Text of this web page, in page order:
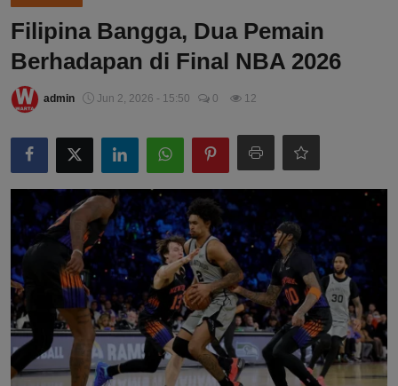
Filipina Bangga, Dua Pemain
Berhadapan di Final NBA 2026
admin Jun 2, 2026 - 15:50 0 12